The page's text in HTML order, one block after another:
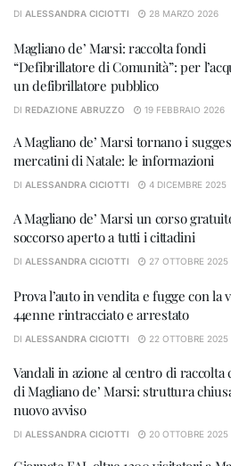
DI ALESSANDRA CICIOTTI 28 MARZO 2026
Magliano de’ Marsi: raccolta fondi
“Defibrillatore di Comunità”: per
un defibrillatore pubblico
DI REDAZIONE ABRUZZO 19 FEBBRAIO 2026
A Magliano de’ Marsi tornano i
mercatini di Natale: le informazioni
DI ALESSANDRA CICIOTTI 4 DICEMBRE 2025
A Magliano de’ Marsi un corso
soccorso aperto a tutti i cittadini
DI ALESSANDRA CICIOTTI 27 OTTOBRE 2025
Prova l’auto in vendita e fugge con la
44enne rintracciato e arrestato
DI ALESSANDRA CICIOTTI 22 OTTOBRE 2025
Vandali in azione al centro di raccolta
di Magliano de’ Marsi: struttura
nuovo avviso
DI ALESSANDRA CICIOTTI 20 OTTOBRE 2025